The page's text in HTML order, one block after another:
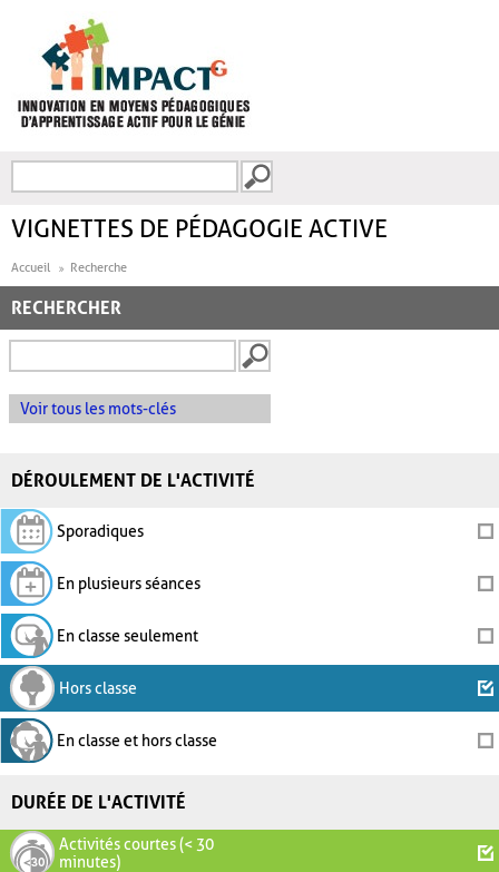
FORMULAIRE DE
VIGNETTES DE PÉDAGOGIE ACTIVE
Accueil Recherche
RECHERCHER
Voir tous les mots-clés
DÉROULEMENT DE L'ACTIVITÉ
Sporadiques
En plusieurs séances
En classe seulement
Hors classe
En classe et hors classe
DURÉE DE L'ACTIVITÉ
Activités courtes (< 30
minutes)